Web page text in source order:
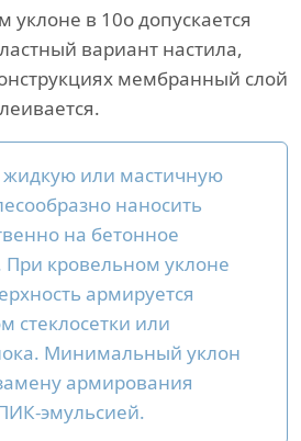
уклоне в 10о допускается
вариант настила,
мембранный слой
или мастичную
наносить
на бетонное
При кровельном уклоне
армируется
стеклосетки или
Минимальный уклон
армирования
эмульсией.